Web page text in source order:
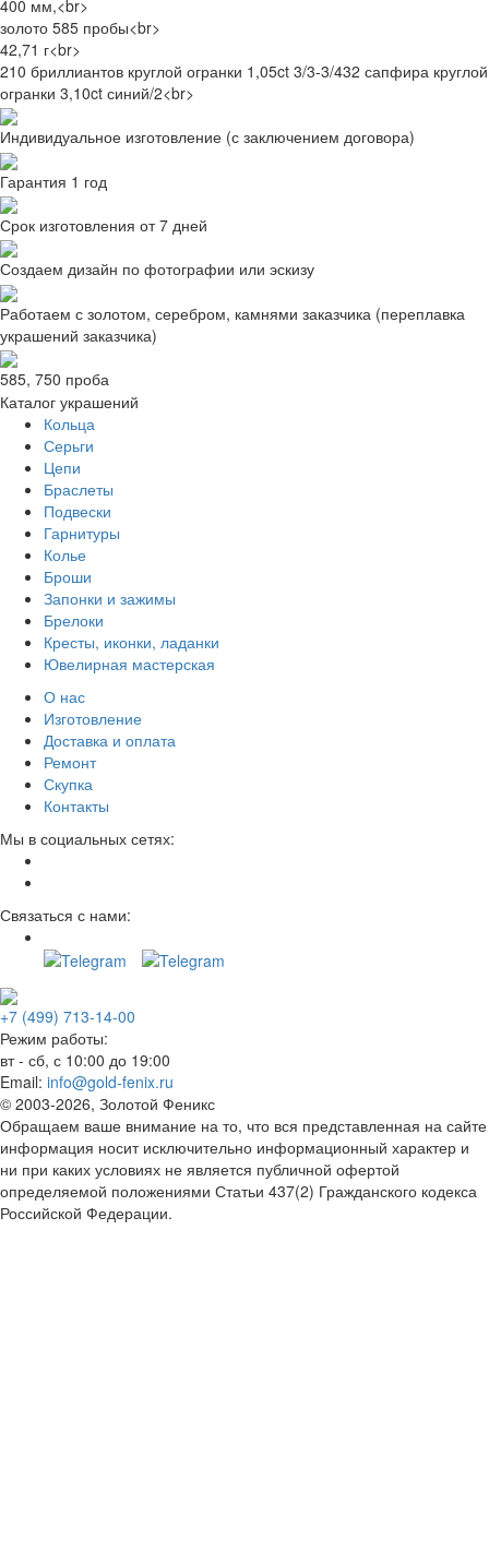
400 мм,<br>
золото 585 пробы<br>
42,71 г<br>
210 бриллиантов круглой огранки 1,05ct 3/3-3/432 сапфира круглой
огранки 3,10ct синий/2<br>
Индивидуальное изготовление (с заключением договора)
Гарантия 1 год
Срок изготовления от 7 дней
Создаем дизайн по фотографии или эскизу
Работаем с золотом, серебром, камнями заказчика (переплавка
украшений заказчика)
585, 750 проба
Каталог украшений
Кольца
Серьги
Цепи
Браслеты
Подвески
Гарнитуры
Колье
Броши
Запонки и зажимы
Брелоки
Кресты, иконки, ладанки
Ювелирная мастерская
О нас
Изготовление
Доставка и оплата
Ремонт
Скупка
Контакты
Мы в социальных сетях:
Связаться с нами:
+7 (499) 713-14-00
Режим работы:
вт - сб, с 10:00 до 19:00
Email: info@gold-fenix.ru
© 2003-2026, Золотой Феникс
Обращаем ваше внимание на то, что вся представленная на сайте
информация носит исключительно информационный характер и
ни при каких условиях не является публичной офертой
определяемой положениями Статьи 437(2) Гражданского кодекса
Российской Федерации.